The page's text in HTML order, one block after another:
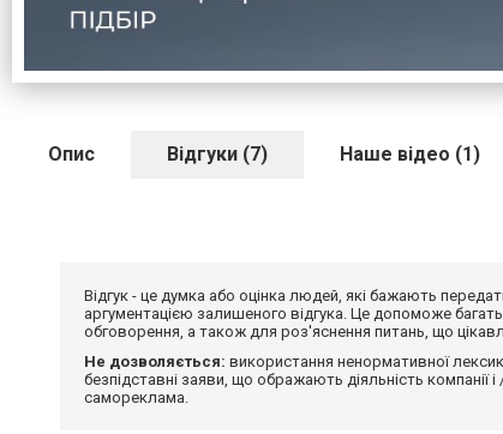
Опис Відгуки (7) Наше відео (1)
Відгук - це думка або оцінка людей, які бажають
аргументацією залишеного відгука. Це допоможе
обговорення, а також для роз'яснення питань, що
Не дозволяється: використання ненормативної
безпідставні заяви, що ображають діяльність компанії
самореклама.